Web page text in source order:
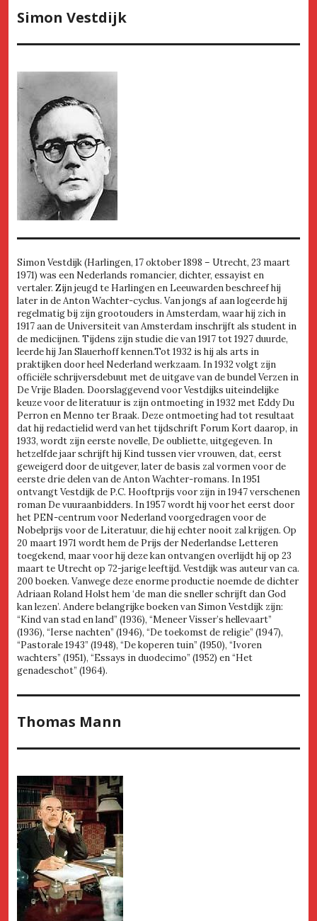
Simon Vestdijk
Simon Vestdijk (Harlingen, 17 oktober 1898 – Utrecht, 23 maart
1971) was een Nederlands romancier, dichter, essayist en
vertaler. Zijn jeugd te Harlingen en Leeuwarden beschreef hij
later in de Anton Wachter-cyclus. Van jongs af aan logeerde hij
regelmatig bij zijn grootouders in Amsterdam, waar hij zich in
1917 aan de Universiteit van Amsterdam inschrijft als student in
de medicijnen. Tijdens zijn studie die van 1917 tot 1927 duurde,
leerde hij Jan Slauerhoff kennen.Tot 1932 is hij als arts in
praktijken door heel Nederland werkzaam. In 1932 volgt zijn
officiële schrijversdebuut met de uitgave van de bundel Verzen in
De Vrije Bladen. Doorslaggevend voor Vestdijks uiteindelijke
keuze voor de literatuur is zijn ontmoeting in 1932 met Eddy Du
Perron en Menno ter Braak. Deze ontmoeting had tot resultaat
dat hij redactielid werd van het tijdschrift Forum Kort daarop, in
1933, wordt zijn eerste novelle, De oubliette, uitgegeven. In
hetzelfde jaar schrijft hij Kind tussen vier vrouwen, dat, eerst
geweigerd door de uitgever, later de basis zal vormen voor de
eerste drie delen van de Anton Wachter-romans. In 1951
ontvangt Vestdijk de P.C. Hooftprijs voor zijn in 1947 verschenen
roman De vuuraanbidders. In 1957 wordt hij voor het eerst door
het PEN-centrum voor Nederland voorgedragen voor de
Nobelprijs voor de Literatuur, die hij echter nooit zal krijgen. Op
20 maart 1971 wordt hem de Prijs der Nederlandse Letteren
toegekend, maar voor hij deze kan ontvangen overlijdt hij op 23
maart te Utrecht op 72-jarige leeftijd. Vestdijk was auteur van ca.
200 boeken. Vanwege deze enorme productie noemde de dichter
Adriaan Roland Holst hem ‘de man die sneller schrijft dan God
kan lezen’. Andere belangrijke boeken van Simon Vestdijk zijn:
“Kind van stad en land” (1936), “Meneer Visser’s hellevaart”
(1936), “Ierse nachten” (1946), “De toekomst de religie” (1947),
“Pastorale 1943” (1948), “De koperen tuin” (1950), “Ivoren
wachters” (1951), “Essays in duodecimo” (1952) en “Het
genadeschot” (1964).
Thomas Mann